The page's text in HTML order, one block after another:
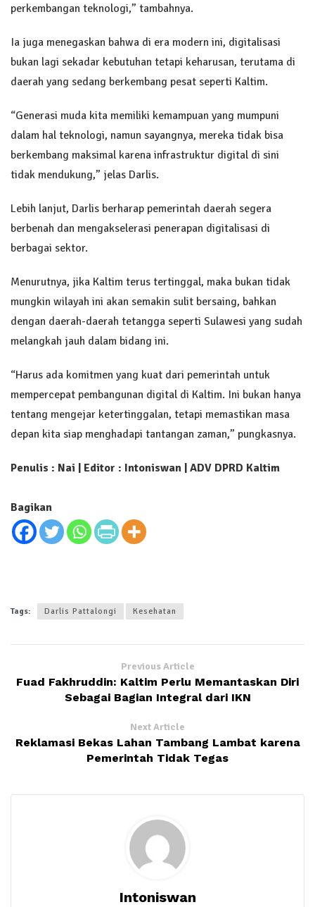
perkembangan teknologi,” tambahnya.
Ia juga menegaskan bahwa di era modern ini, digitalisasi
bukan lagi sekadar kebutuhan tetapi keharusan, terutama di
daerah yang sedang berkembang pesat seperti Kaltim.
“Generasi muda kita memiliki kemampuan yang mumpuni
dalam hal teknologi, namun sayangnya, mereka tidak bisa
berkembang maksimal karena infrastruktur digital di sini
tidak mendukung,” jelas Darlis.
Lebih lanjut, Darlis berharap pemerintah daerah segera
berbenah dan mengakselerasi penerapan digitalisasi di
berbagai sektor.
Menurutnya, jika Kaltim terus tertinggal, maka bukan tidak
mungkin wilayah ini akan semakin sulit bersaing, bahkan
dengan daerah-daerah tetangga seperti Sulawesi yang sudah
melangkah jauh dalam bidang ini.
“Harus ada komitmen yang kuat dari pemerintah untuk
mempercepat pembangunan digital di Kaltim. Ini bukan hanya
tentang mengejar ketertinggalan, tetapi memastikan masa
depan kita siap menghadapi tantangan zaman,” pungkasnya.
Penulis : Nai | Editor : Intoniswan | ADV DPRD Kaltim
Bagikan
Tags: Darlis Pattalongi Kesehatan
Previous Article
Fuad Fakhruddin: Kaltim Perlu Memantaskan Diri
Sebagai Bagian Integral dari IKN
Next Article
Reklamasi Bekas Lahan Tambang Lambat karena
Pemerintah Tidak Tegas
Intoniswan